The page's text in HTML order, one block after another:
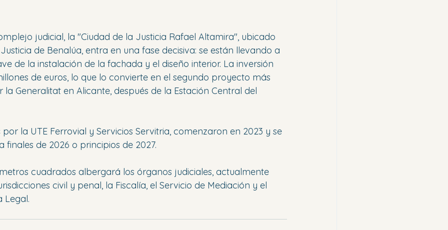
judicial, la "Ciudad de la Justicia Rafael Altamira", ubicado
de Benalúa, entra en una fase decisiva: se están llevando a
de la instalación de la fachada y el diseño interior. La inversión
de euros, lo que lo convierte en el segundo proyecto más
Generalitat en Alicante, después de la Estación Central del
la UTE Ferrovial y Servicios Servitria, comenzaron en 2023 y se
finales de 2026 o principios de 2027.
metros cuadrados albergará los órganos judiciales, actualmente
civil y penal, la Fiscalía, el Servicio de Mediación y el
Legal.